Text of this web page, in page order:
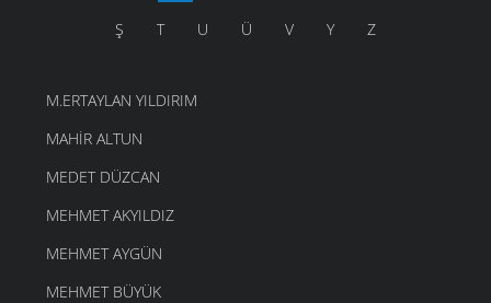
Ş T U Ü V Y Z
M.ERTAYLAN YILDIRIM
MAHIR ALTUN
MEDET DÜZCAN
MEHMET AKYILDIZ
MEHMET AYGÜN
MEHMET BÜYÜK